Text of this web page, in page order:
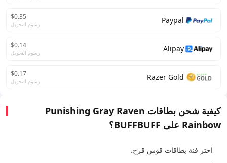
Paypal
$0.35
رسوم التحويل
Alipay
$0.14
رسوم التحويل
Razer Gold
$0.17
رسوم التحويل
كيفية شحن بطاقات Punishing Gray Raven
Rainbow على BUFFBUFF؟
اختر فئة بطاقات قوس قزح.